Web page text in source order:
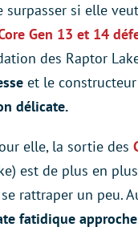
surpasser si elle
Gen 13 et 14
des Raptor
et le
délicate.
elle, la sortie des
est de plus en
rattraper un peu.
fatidique approche